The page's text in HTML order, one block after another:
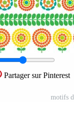
Partager sur Pinterest
motifs